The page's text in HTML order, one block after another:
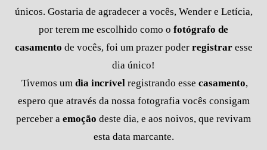
únicos. Gostaria de agradecer a vocês, Wender e Letícia,
por terem me escolhido como o fotógrafo de
casamento de vocês, foi um prazer poder registraresse
dia único!
Tivemos um dia incrível registrando esse casamento,
espero que através da nossa fotografia vocês consigam
perceber a emoção deste dia, e aos noivos, que revivam
esta data marcante.